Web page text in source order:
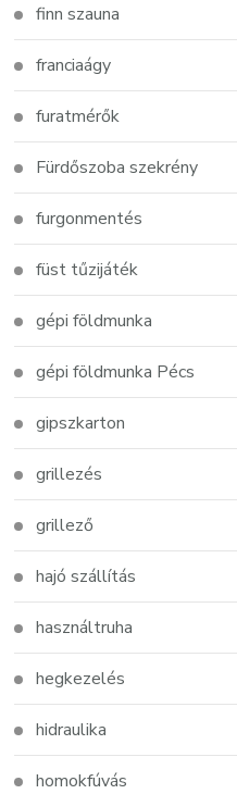
finn szauna
franciaágy
furatmérők
Fürdőszoba szekrény
furgonmentés
füst tűzijáték
gépi földmunka
gépi földmunka Pécs
gipszkarton
grillezés
grillező
hajó szállítás
használtruha
hegkezelés
hidraulika
homokfúvás